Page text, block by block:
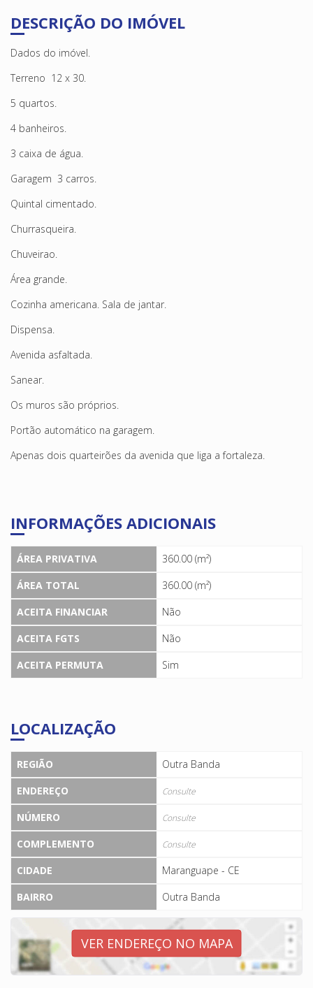
DESCRIÇÃO DO IMÓVEL
Dados do imóvel.
Terreno 12 x 30.
5 quartos.
4 banheiros.
3 caixa de água.
Garagem 3 carros.
Quintal cimentado.
Churrasqueira.
Chuveirao.
Área grande.
Cozinha americana. Sala de jantar.
Dispensa.
Avenida asfaltada.
Sanear.
Os muros são próprios.
Portão automático na garagem.
Apenas dois quarteirões da avenida que liga a fortaleza.
INFORMAÇÕES ADICIONAIS
ÁREA PRIVATIVA
360.00 (m²)
ÁREA TOTAL
360.00 (m²)
ACEITA FINANCIAR
Não
ACEITA FGTS
Não
ACEITA PERMUTA
Sim
LOCALIZAÇÃO
REGIÃO
Outra Banda
ENDEREÇO
Consulte
NÚMERO Consulte
COMPLEMENTO Consulte
CIDADE
Maranguape - CE
BAIRRO
Outra Banda
VER ENDEREÇO NO MAPA